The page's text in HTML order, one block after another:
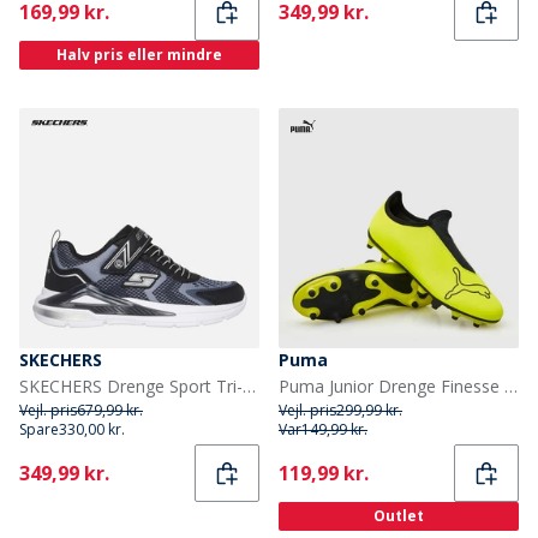
Current
169,99 kr.
Halv pris eller mindre
Current
349,99 kr.
SKECHERS
SKECHERS Drenge Sport Tri-Namics Sneakers Sort
Vejl. pris679,99 kr.
Spare330,00 kr.
Current
349,99 kr.
Puma
Puma Junior Drenge Finesse Snøreløse FG Fast Underlag Fodboldstøvler Yellow Alert
Vejl. pris299,99 kr.
Var149,99 kr.
Current
119,99 kr.
Outlet